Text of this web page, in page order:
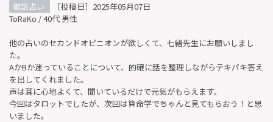
電話占い
［投稿日］2025年05月07日
ToRaKo / 40代 男性
他の占いのセカンドオピニオンが欲しくて、七緒先生にお願いしまし
た。
AかBか迷っていることについて、的確に話を整理しながらテキパキ答え
を出してくれました。
声は耳に心地よくて、聞いているだけで元気がもらえます。
今回はタロットでしたが、次回は算命学でちゃんと見てもらおう！と思
いました。